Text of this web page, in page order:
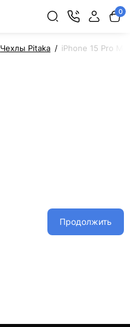
0
Чехлы Pitaka iPhone 15 Pro
Продолжить